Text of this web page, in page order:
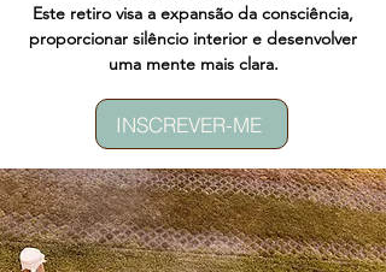
Este retiro visa a expansão da consciência,
proporcionar silêncio interior e desenvolver
uma mente mais clara.
INSCREVER-ME